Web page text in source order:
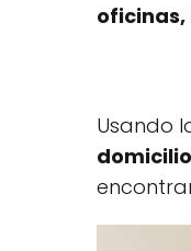
Usando